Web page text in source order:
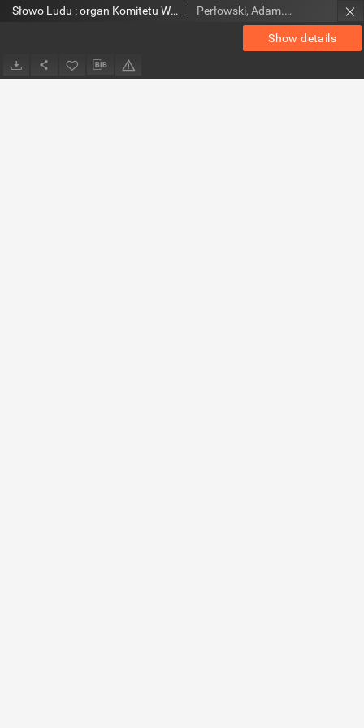
Show details
Słowo Ludu : organ Komitetu Wojewódzkiego Polskiej Zjednoczonej Partii Robotniczej, 1983, R.XXXV, nr 268 Perłowski, Adam. Red.